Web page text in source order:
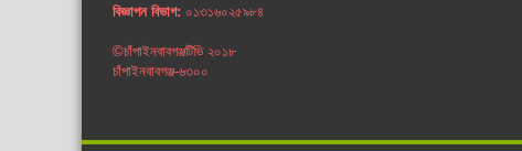
বিজ্ঞাপন বিভাগ: ০১৩১৬০২৫৯৮৪
©চাঁপাইনবাবগঞ্জটিভি ২০১৮
চাঁপাইনবাবগঞ্জ-৬৩০০